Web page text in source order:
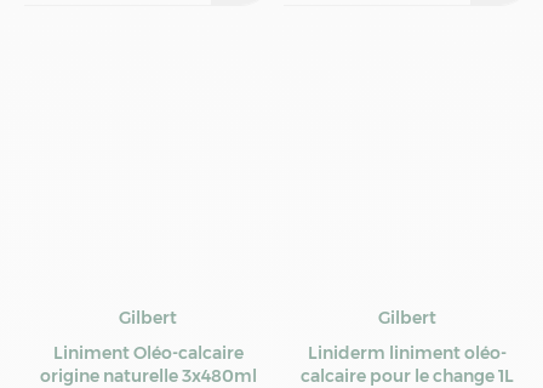
Gilbert
Liniment Oléo-calcaire
origine naturelle 3x480ml
Gilbert
Liniderm liniment oléo-
calcaire pour le change 1L